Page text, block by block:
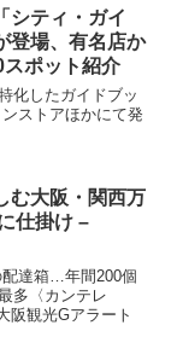
シティ・ガイ
登場、有名店か
ポット紹介
化したガイドブッ
ストアほかにて発
む大阪 ・関西万
仕掛け –
配達箱…年間200個
多〈カンテレ
阪観光Gアラート